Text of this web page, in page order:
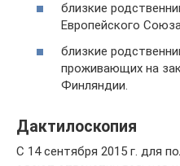
близкие
Европейского
близкие
проживающих на
Финляндии.
Дактилоскопия
С 14 сентября 2015 г. для